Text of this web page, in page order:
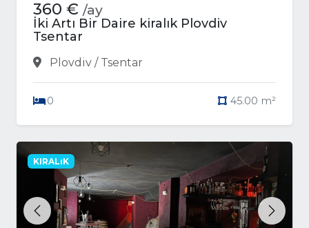
360 € /ay
İki Artı Bir Daire kiralık Plovdiv
Tsentar
Plovdiv / Tsentar
0 45.00 m²
Previous Next
KIRALıK